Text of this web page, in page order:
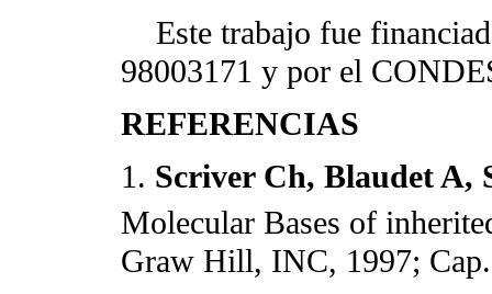
Este trabajo fue
98003171 y por el
REFERENCIAS
1. Scriver Ch, Blaudet A,
Molecular Bases of
Graw Hill, INC, 1997;